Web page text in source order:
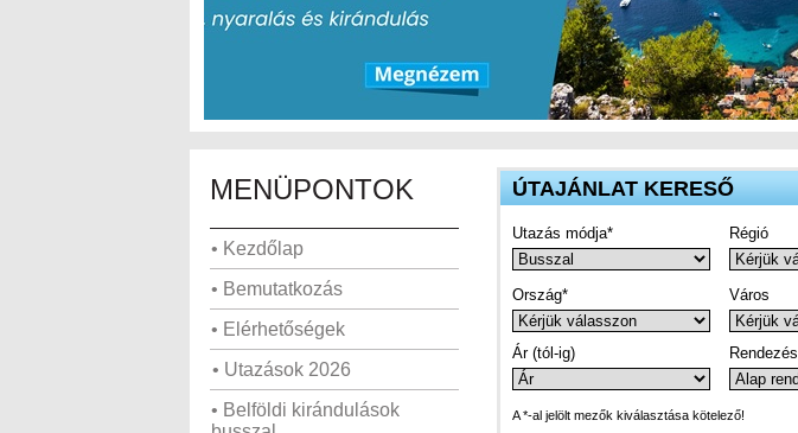
MENÜPONTOK
• Kezdőlap
• Bemutatkozás
• Elérhetőségek
• Utazások 2026
• Belföldi kirándulások
ÚTAJÁNLAT KERESŐ
Utazás módja* Régió
Ország* Város
Ár (tól-ig) Rendezés
A *-al jelölt mezők kiválasztása kötelező!